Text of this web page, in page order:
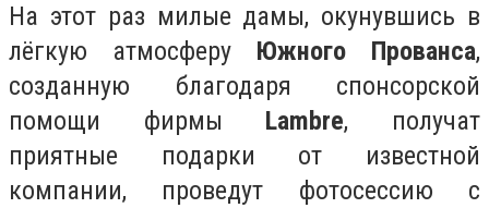
На этот раз милые дамы, окунувшись в
лёгкую атмосферу Южного Прованса,
созданную благодаря спонсорской
помощи фирмы Lambre, получат
приятные подарки от известной
компании, проведут фотосессию с